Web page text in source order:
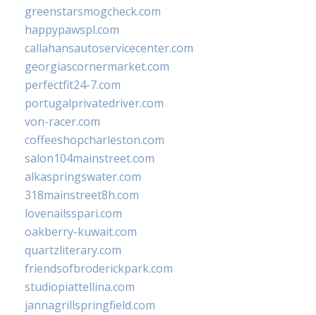
greenstarsmogcheck.com
happypawspl.com
callahansautoservicecenter.com
georgiascornermarket.com
perfectfit24-7.com
portugalprivatedriver.com
von-racer.com
coffeeshopcharleston.com
salon104mainstreet.com
alkaspringswater.com
318mainstreet8h.com
lovenailsspari.com
oakberry-kuwait.com
quartzliterary.com
friendsofbroderickpark.com
studiopiattellina.com
jannagrillspringfield.com